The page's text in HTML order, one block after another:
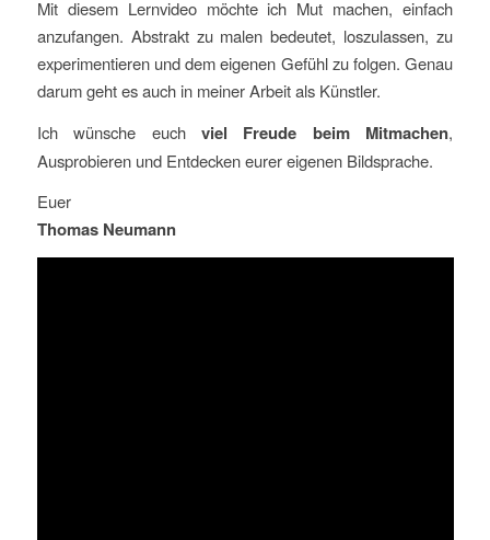
Mit diesem Lernvideo möchte ich Mut machen, einfach
anzufangen. Abstrakt zu malen bedeutet, loszulassen, zu
experimentieren und dem eigenen Gefühl zu folgen. Genau
darum geht es auch in meiner Arbeit als Künstler.
Ich wünsche euch viel Freude beim Mitmachen,
Ausprobieren und Entdecken eurer eigenen Bildsprache.
Euer
Thomas Neumann